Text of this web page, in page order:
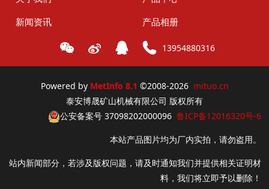
新闻资讯
产品相册
13954880316
Powered by MetInfo 8.1 ©2008-2026 mituo.cn
泰安博晟矿山机械有限公司 版权所有
公安备案号 37098202000096 鲁ICP备12016320号-6
本站产品图片均为厂内实拍，请勿盗用。
站内新闻部分，若涉及版权问题，请及时通知我们并提供相关证明材
料，我们将立即予以删除！